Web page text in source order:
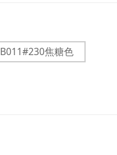
B011#230焦糖色